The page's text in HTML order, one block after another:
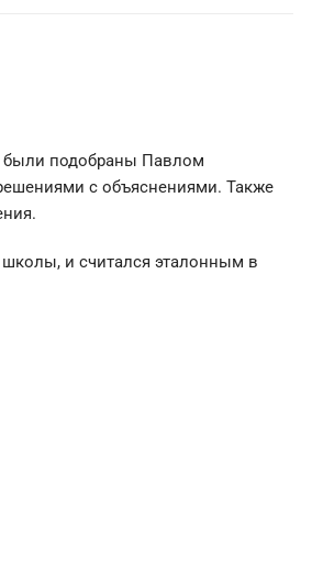
были подобраны Павлом
с объяснениями. Также
школы, и считался эталонным в